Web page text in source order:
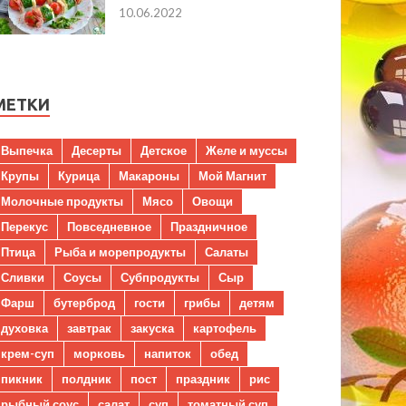
10.06.2022
Выпечка Десерты Детское
Желе и муссы
Крупы
Курица Макароны
Мой Магнит
Молочные продукты
Мясо
Овощи
Перекус
Повседневное
Праздничное
Птица
Рыба и морепродукты
Салаты
Сливки
Соусы Субпродукты
Сыр
Фарш
бутерброд гости грибы
детям
духовка
завтрак закуска
картофель
крем-суп
морковь напиток
обед
пикник
полдник пост праздник
рис